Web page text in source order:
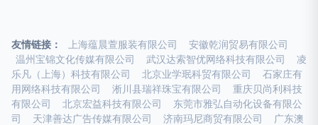
友情链接： 上海蕴晨萱服装有限公司
安徽乾润贸易有限公司
温州宝锦文化传媒有限公司
武汉达索智优网络科技有限公司
凌
乐凡（上海）科技有限公司
北京业学珉科贸有限公司
石家庄有
用网络科技有限公司
淅川县瑞祥珠宝有限公司
重庆贝尚利科技
有限公司
北京宏益科技有限公司
东莞市雅弘自动化设备有限公
司
天津善达广告传媒有限公司 济南玛尼商贸有限公司
广东澳